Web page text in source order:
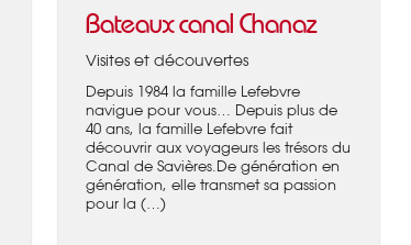
Bateaux canal Chanaz
Visites et découvertes
Depuis 1984 la famille Lefebvre
navigue pour vous… Depuis plus de
40 ans, la famille Lefebvre fait
découvrir aux voyageurs les trésors du
Canal de Savières.De génération en
génération, elle transmet sa passion
pour la (…)